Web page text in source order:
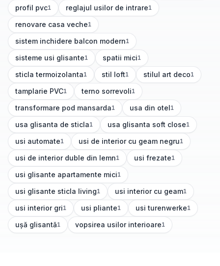
profil pvc
(1articole)
1 reglajul usilor de intrare
(1articole) 1
renovare casa veche
(1articole) 1
sistem inchidere balcon modern
(1articole) 1
sisteme usi glisante
(1articole) 1 spatii mici
(1articole)1
sticla termoizolanta
(1articole) 1 stil loft
(1articole)
1 stilul art deco
(1articole) 1
tamplarie PVC
(1articole) 1 terno sorrevoli
(1articole) 1
transformare pod mansarda
(1articole) 1 usa din otel
(1articole) 1
usa glisanta de sticla
(1articole) 1 usa glisanta soft close
(1articole) 1
usi automate
(1articole) 1 usi de interior cu geam negru
(1articole) 1
usi de interior duble din lemn
(1articole) 1 usi frezate
(1articole) 1
usi glisante apartamente mici
(1articole) 1
usi glisante sticla living
(1articole) 1 usi interior cu geam
(1articole) 1
usi interior gri
(1articole) 1 usi pliante
(1articole)1 usi turenwerke
(1articole) 1
ușă glisantă
(1articole) 1 vopsirea usilor interioare
(1articole) 1